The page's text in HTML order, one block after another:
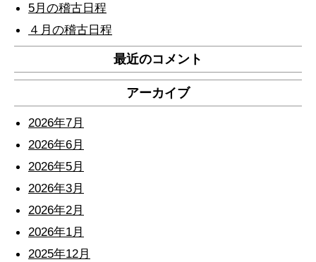
5月の稽古日程
４月の稽古日程
最近のコメント
アーカイブ
2026年7月
2026年6月
2026年5月
2026年3月
2026年2月
2026年1月
2025年12月